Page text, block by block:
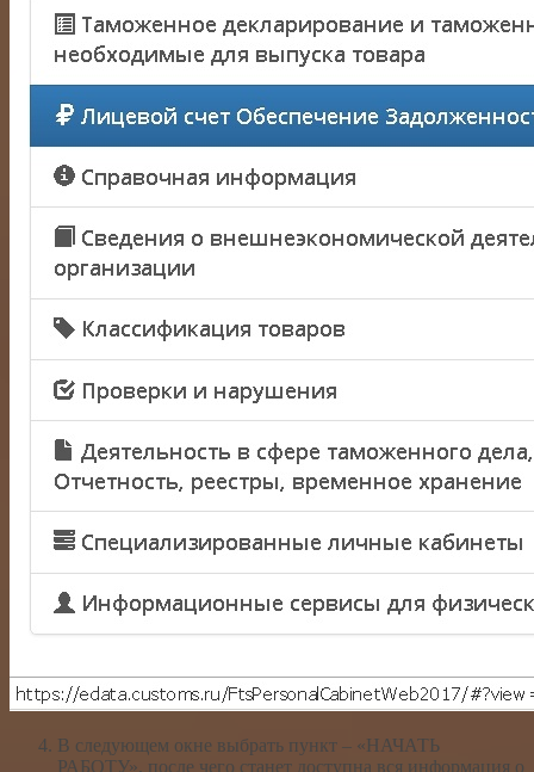
В следующем окне выбрать пункт – «НАЧАТЬ
РАБОТУ», после чего станет доступна вся информация о